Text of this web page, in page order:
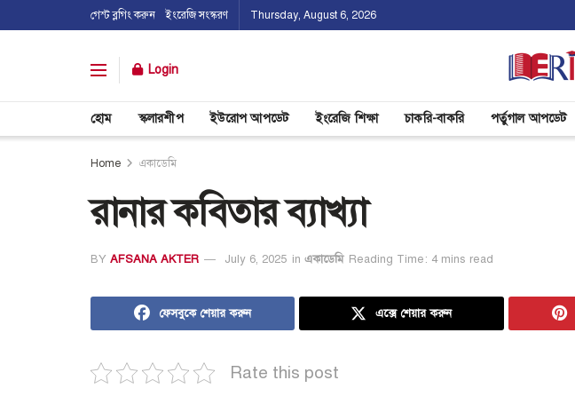
গেস্ট ব্লগিং করুন ইংরেজি সংস্করণ Thursday, August 6, 2026
Login
হোম স্কলারশীপ ইউরোপ আপডেট ইংরেজি শিক্ষা চাকরি-বাকরি পর্তুগাল আপডেট
Home একাডেমি
রানার কবিতার ব্যাখ্যা
BY AFSANA AKTER July 6, 2025 in একাডেমি Reading Time: 4 mins read
ফেসবুকে শেয়ার করুন এক্সে শেয়ার করুন
Rate this post